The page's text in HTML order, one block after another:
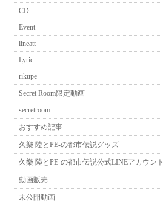
CD
Event
lineatt
Lyric
rikupe
Secret Room限定動画
secretroom
おすすめ記事
久樂 陸とPE-の都市伝説グッズ
久樂 陸とPE-の都市伝説公式LINEアカウント
動画販売
未公開動画